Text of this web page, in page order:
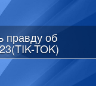
правду об
TOK)